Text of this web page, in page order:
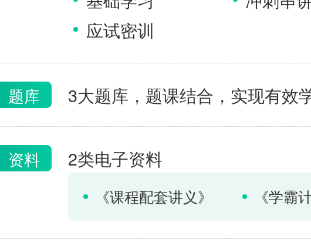
应试密训
题库 3大题库，题课结合，实现有效
资料 2类电子资料
《课程配套讲义》 《学霸